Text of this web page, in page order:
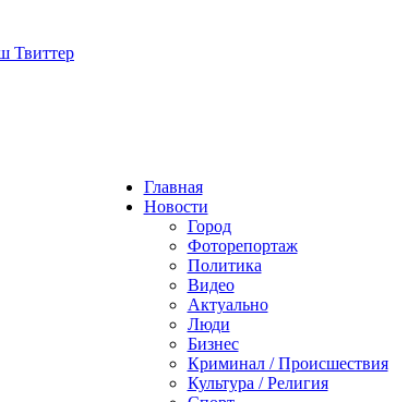
Главная
Новости
Город
Фоторепортаж
Политика
Видео
Актуально
Люди
Бизнес
Криминал / Происшествия
Культура / Религия